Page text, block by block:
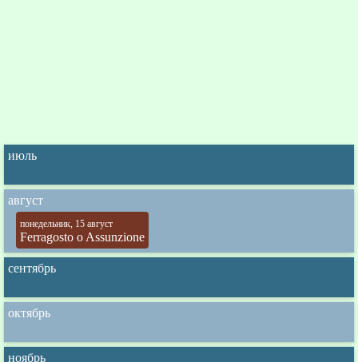
июль
август
понедельник, 15 август
Ferragosto o Assunzione
сентябрь
октябрь
ноябрь